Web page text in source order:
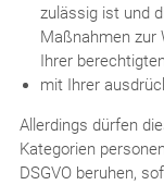
zulässig ist und
Maßnahmen zur
Ihrer
mit Ihrer
Allerdings dürfen
Kategorien
DSGVO beruhen,